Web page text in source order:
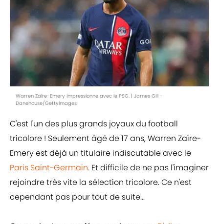
Warren Zaïre-Emery impressionne avec le PSG. | James Gill -
Danehouse/GettyImages
C'est l'un des plus grands joyaux du football
tricolore ! Seulement âgé de 17 ans, Warren Zaïre-
Emery est déjà un titulaire indiscutable avec le
Paris Saint-Germain. Et difficile de ne pas l'imaginer
rejoindre très vite la sélection tricolore. Ce n'est
cependant pas pour tout de suite...